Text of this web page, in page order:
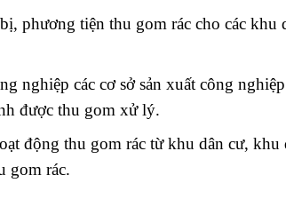
phương tiện thu gom rác cho các khu
nghiệp các cơ sở sản xuất công
được thu gom xử lý.
động thu gom rác từ khu dân cư,
gom rác.